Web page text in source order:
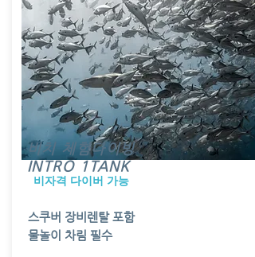
비치 체험다이빙
INTRO 1TANK
비자격 다이버 가능
스쿠버 장비렌탈 포함
물놀이 차림 필수